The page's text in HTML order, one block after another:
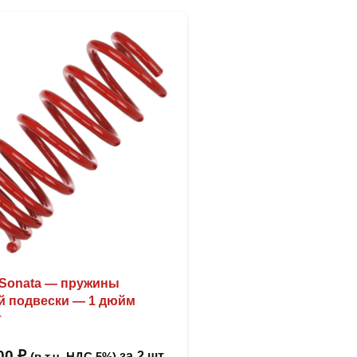
— пружины
подвески — 1 дюйм